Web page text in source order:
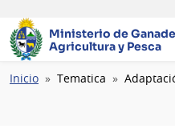
Ministerio de
Agricultura y Pesca
Ruta
Inicio Tematica